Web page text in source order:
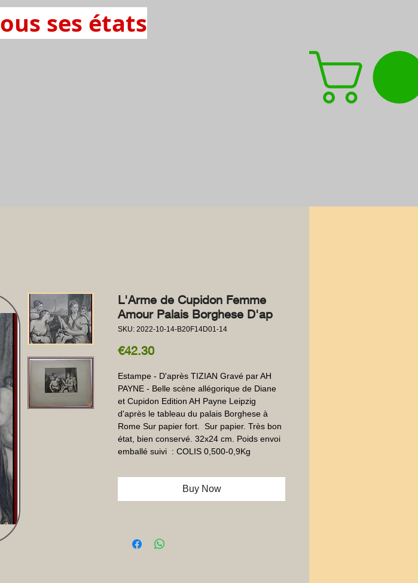
ses états
L'Arme de Cupidon Femme
Amour Palais Borghese D'ap
SKU: 2022-10-14-B20F14D01-14
€42.30Price
Estampe - D'après TIZIAN Gravé par AH
PAYNE - Belle scène allégorique de Diane
et Cupidon Edition AH Payne Leipzig
d'après le tableau du palais Borghese à
Rome Sur papier fort.  Sur papier. Très bon
état, bien conservé. 32x24 cm. Poids envoi
emballé suivi  : COLIS 0,500-0,9Kg
Buy Now